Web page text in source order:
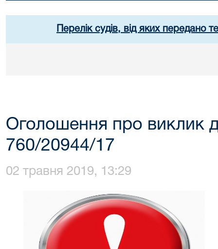
Перелік судів, від яких передано
Оголошення про виклик
760/20944/17
02 травня 2019, 13:29